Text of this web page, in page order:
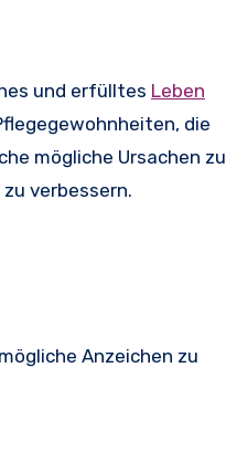
und erfülltes Leben
die
mögliche Ursachen zu
verbessern.
Anzeichen zu